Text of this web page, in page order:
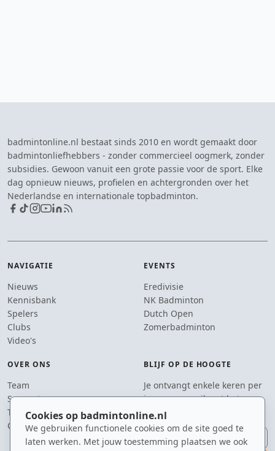
Cookies op badmintonline.nl
We gebruiken functionele cookies om de site goed te
laten werken. Met jouw toestemming plaatsen we ook
badmintonline.nl bestaat sinds 2010 en wordt gemaakt door
badmintonliefhebbers - zonder commercieel oogmerk, zonder
subsidies. Gewoon vanuit een grote passie voor de sport. Elke
dag opnieuw nieuws, profielen en achtergronden over het
Nederlandse en internationale topbadminton.
NAVIGATIE
Nieuws
Kennisbank
Spelers
Clubs
Video's
EVENTS
Eredivisie
NK Badminton
Dutch Open
Zomerbadminton
OVER ONS
Team
Supporters
Tip de redactie
Contact
BLIJF OP DE HOOGTE
Je ontvangt enkele keren per
jaar een e-mail met het
laatste badmintonnieuws.
E-mailadres